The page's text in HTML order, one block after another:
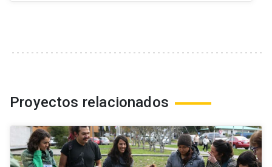
Proyectos relacionados